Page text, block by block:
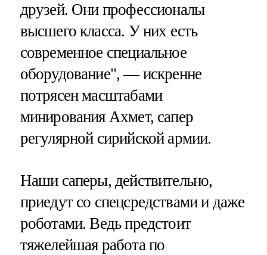
друзей. Они профессионалы
высшего класса. У них есть
современное специальное
оборудование", — искренне
потрясен масштабами
минирования Ахмет, сапер
регулярной сирийской армии.
Наши саперы, действительно,
приедут со спецсредствами и даже
роботами. Ведь предстоит
тяжелейшая работа по